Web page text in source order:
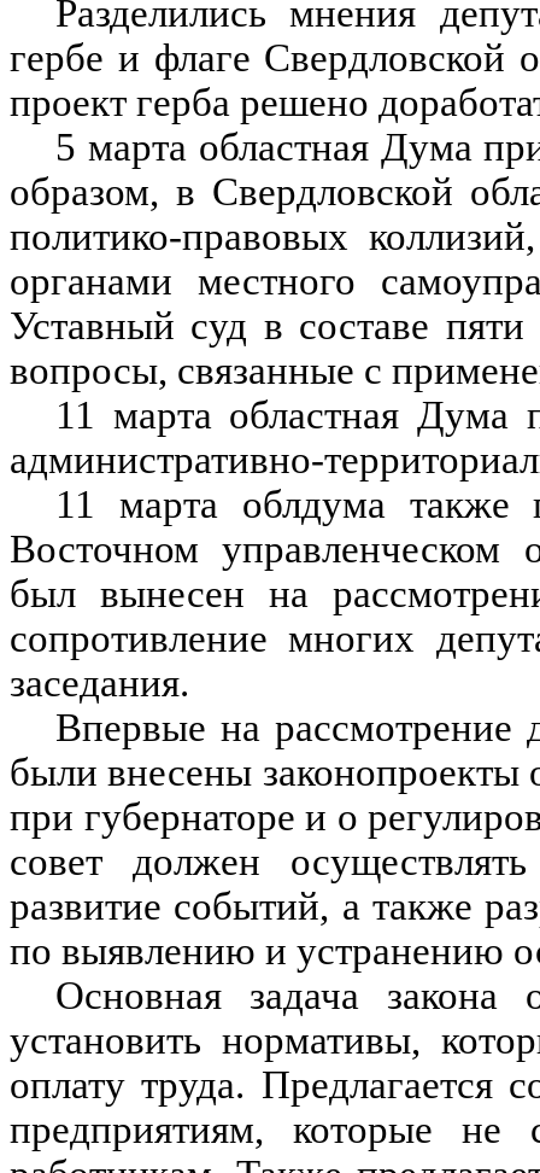
Разделились мнения
гербе и флаге Свердловской
проект герба решено
5 марта областная Дума
образом, в Свердловской
политико-правовых
органами местного
Уставный суд в составе
вопросы, связанные с
11 марта областная Дума
административно-
11 марта облдума также
Восточном управленческом
был вынесен на
сопротивление многих
заседания.
Впервые на рассмотрение
были внесены законопроекты
при губернаторе и о
совет должен
развитие событий, а также
по выявлению и устранению
Основная задача
установить нормативы,
оплату труда. Предлагается
предприятиям, которые не